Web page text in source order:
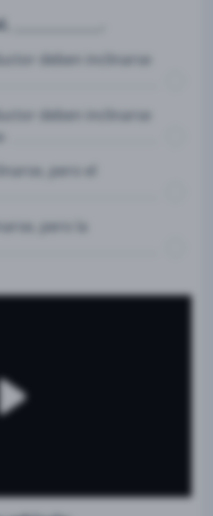
deben inclinarse
deben inclinarse
pero el
pero la